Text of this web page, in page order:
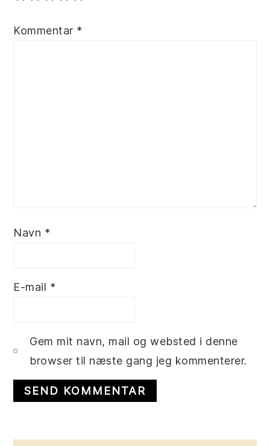
Kommentar *
Navn *
E-mail *
Gem mit navn, mail og websted i denne
browser til næste gang jeg kommenterer.